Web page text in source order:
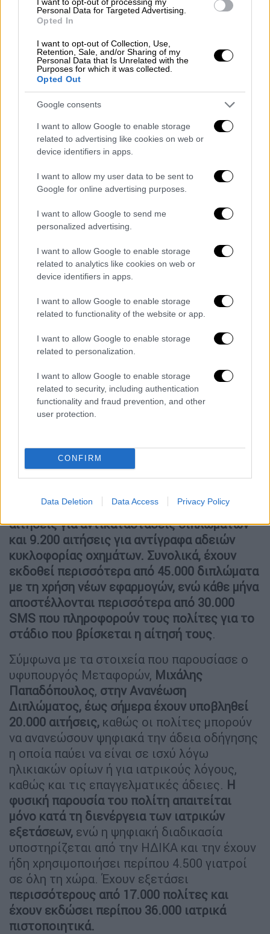
Personal Data for Targeted Advertising.
Opted In
I want to opt-out of Collection, Use,
Retention, Sale, and/or Sharing of my
Personal Data that Is Unrelated with the
Purposes for which it was collected.
Opted Out
Google consents
I want to allow Google to enable storage
related to advertising like cookies on web or
device identifiers in apps.
I want to allow my user data to be sent to
Google for online advertising purposes.
I want to allow Google to send me
personalized advertising.
I want to allow Google to enable storage
related to analytics like cookies on web or
device identifiers in apps.
I want to allow Google to enable storage
related to functionality of the website or app.
I want to allow Google to enable storage
related to personalization.
I want to allow Google to enable storage
related to security, including authentication
functionality and fraud prevention, and other
user protection.
CONFIRM
Data Deletion Data Access Privacy Policy
Οι άλλες ψηφιακές λειτουργίες γύρω
από όχημα και ιδιοκτήτη
Οι δύο νέες ψηφιακές υπηρεσίες δεν είναι οι
πρώτες, για τις οποίες έχουν συνεργαστεί
τα δύο υπουργεία. Μέχρι στιγμής έχουν
επίσης τεθεί σε λειτουργία:
Η Προσωρινή άδεια οδήγησης:
σήμερα έχουν εκδοθεί 405.000
, τις οποίες οι
υποψήφιοι που πετυχαίνουν στις
εκτυπώσουν μέσα σε μία μέρα από τον
ηλεκτρονικό τους υπολογιστή.
Η Ανανέωση άδειας οδήγησης
Αντίγραφο άδειας οδήγησης λόγω
κλοπής / απώλειας / φθοράς
Αντικατάσταση άδειας οδήγησης με
νέου τύπου
μοτοποδηλάτου
Αντίγραφο άδειας κυκλοφορίας
οχήματος
Υπολογισμός τελών για μεταβίβαση
επιβατικού ή δίκυκλου ΙΧ
Σήμα κυκλοφορίας εντός δακτυλίου της
Σήμα δωρεάν στάθμευσης
ηλεκτροκίνητου οχήματος
ηλεκτρονικά: περισσότερες από 30.000
αιτήσεις για αντικαταστάσεις διπλωμάτων
και 9.200 αιτήσεις για αντίγραφα αδειών
κυκλοφορίας οχημάτων. Συνολικά, έχουν
εκδοθεί περισσότερα από 45.000 διπλώματα
με τη χρήση νέων εφαρμογών, ενώ κάθε μήνα
αποστέλλονται περισσότερα από 30.000
SMS που πληροφορούν τους πολίτες για το
στάδιο που βρίσκεται η αίτησή τους.
Σύμφωνα με τα στοιχεία που παρουσίασε ο
υφυπουργός Μεταφορών, Μιχάλης
Παπαδόπουλος, στην Ανανέωση
Διπλώματος, έως σήμερα έχουν υποβληθεί
20.000 αιτήσεις, καθώς οι πολίτες μπορούν
να ανανεώσουν ψηφιακά την άδεια οδήγησης
η οποία παύει να είναι σε ισχύ λόγω
ηλικιακών ορίων ή για ιατρικούς λόγους,
καθώς και τις επαγγελματικές άδειες. Η
φυσική παρουσία του πολίτη απαιτείται
μόνο κατά τη διενέργεια των ιατρικών
εξετάσεων, ενώ η ψηφιακή διαδικασία
υποστηρίζεται από την ΗΔΙΚΑ και την έχουν
ήδη χρησιμοποιήσει περίπου 4.500 γιατροί
σε όλη τη χώρα. Έχουν εξετάσει
περισσότερους από 17.000 πολίτες και
έχουν εκδώσει περίπου 36.000 ιατρικά
πιστοποιητικά.